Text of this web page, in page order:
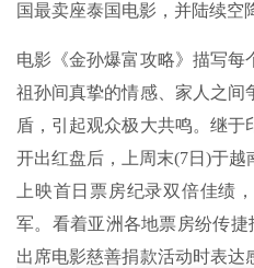
国最卖座泰国电影，并陆续空
电影《金孙爆富攻略》描写每
祖孙间真挚的情感、家人之间
盾，引起观众极大共鸣。继
开出红盘后，上周末(7日)于
上映首日票房纪录双倍佳绩
军。看着亚洲各地票房纷传捷
出席电影慈善捐款活动时表达